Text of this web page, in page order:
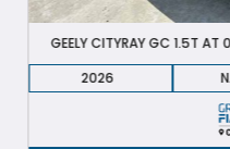
GEELY CITYRAY GC 1.5T AT
2026